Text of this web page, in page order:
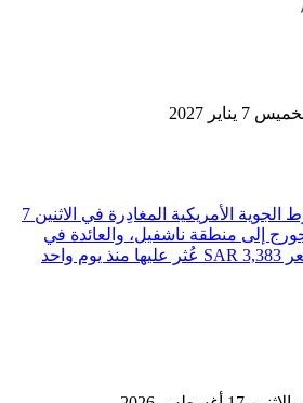
تحديد رحلة طيران ⁦الخطوط الجوية الأمريكية⁩ المغادِرة في ⁦الاثنين 7
ديسمبر 2026⁩ من ⁦سانت جورج⁩ إلى ⁦منطقة ناشفيل⁩، والعائدة في